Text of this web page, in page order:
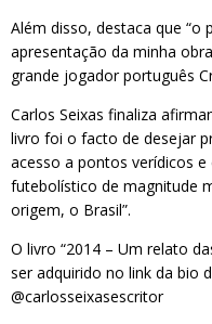
Além disso, destaca que
apresentação da minha
grande jogador português
Carlos Seixas finaliza
livro foi o facto de desejar
acesso a pontos verídicos
futebolístico de magnitude
origem, o Brasil”.
O livro “2014 – Um relato
ser adquirido no link da bio
@carlosseixasescritor